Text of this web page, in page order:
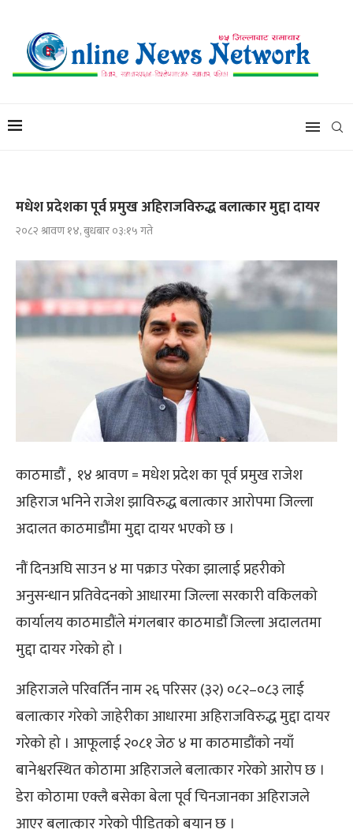
मधेश प्रदेशका पूर्व प्रमुख अहिराजविरुद्ध बलात्कार मुद्दा दायर
२०८२ श्रावण १४, बुधबार ०३:१५ गते
काठमाडौं , १४ श्रावण= मधेश प्रदेश का पूर्व प्रमुख राजेश
अहिराज भनिने राजेश झाविरुद्ध बलात्कार आरोपमा जिल्ला
अदालत काठमाडौंमा मुद्दा दायर भएको छ ।
नौं दिनअघि साउन ४ मा पक्राउ परेका झालाई प्रहरीको
अनुसन्धान प्रतिवेदनको आधारमा जिल्ला सरकारी वकिलको
कार्यालय काठमाडौंले मंगलबार काठमाडौं जिल्ला अदालतमा
मुद्दा दायर गरेको हो ।
अहिराजले परिवर्तिन नाम २६ परिसर (३२) ०८२–०८३ लाई
बलात्कार गरेको जाहेरीका आधारमा अहिराजविरुद्ध मुद्दा दायर
गरेको हो । आफूलाई २०८१ जेठ ४ मा काठमाडौंको नयाँ
बानेश्वरस्थित कोठामा अहिराजले बलात्कार गरेको आरोप छ ।
डेरा कोठामा एक्लै बसेका बेला पूर्व चिनजानका अहिराजले
आएर बलात्कार गरेको पीडितको बयान छ ।